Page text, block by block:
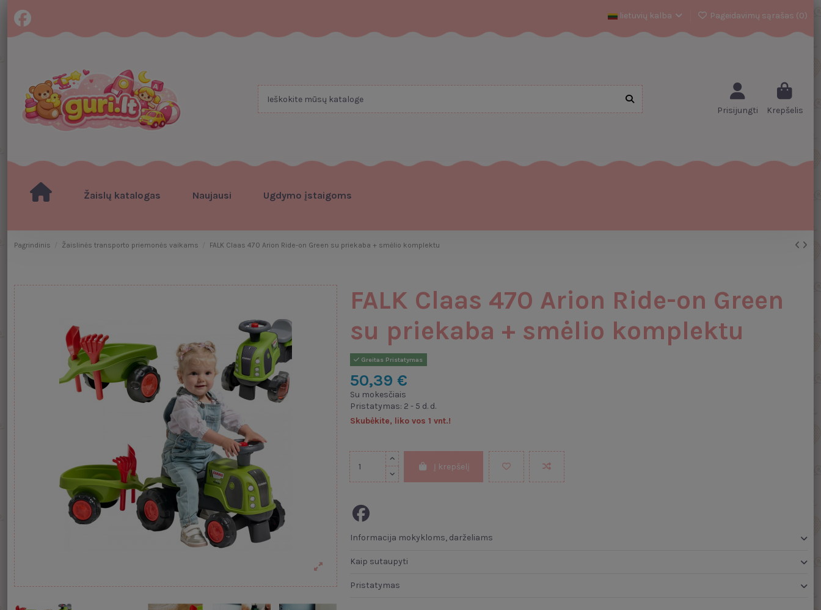
lietuvių kalba Pageidavimų sąrašas (0)
Prisijungti Krepšelis
Žaislų katalogas Naujausi Ugdymo įstaigoms
Pagrindinis Žaislinės transporto priemonės vaikams FALK Claas 470 Arion Ride-on Green su priekaba + smėlio komplektu
FALK Claas 470 Arion Ride-on Green
su priekaba + smėlio komplektu
Greitas Pristatymas
50,39 €
Su mokesčiais
Pristatymas: 2 - 5 d. d.
Skubėkite, liko vos 1 vnt.!
Į krepšelį
Informacija mokykloms, darželiams
Kaip sutaupyti
Pristatymas